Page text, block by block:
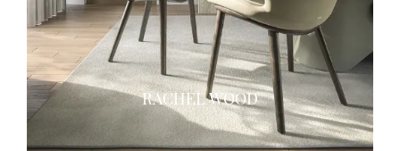
RACHEL WOOD